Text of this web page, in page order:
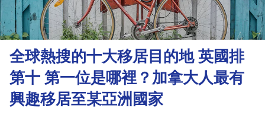
樓
市
理
財
商
業
全球熱搜的十大移居目的地 英國排
第十 第一位是哪裡？加拿大人最有
興趣移居至某亞洲國家